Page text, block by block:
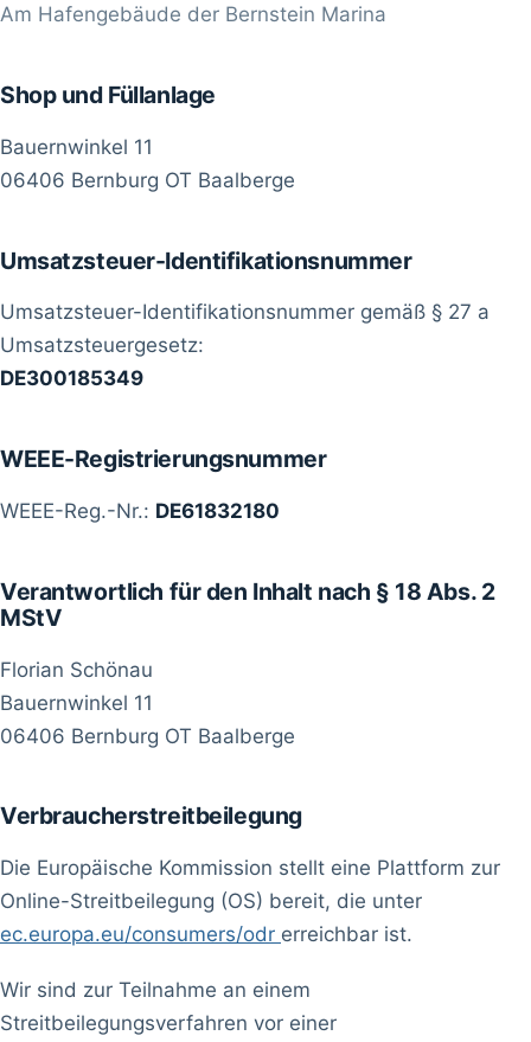
Am Hafengebäude der Bernstein Marina
Shop und Füllanlage
Bauernwinkel 11
06406 Bernburg OT Baalberge
Umsatzsteuer-Identifikationsnummer
Umsatzsteuer-Identifikationsnummer gemäß § 27 a
Umsatzsteuergesetz:
DE300185349
WEEE-Registrierungsnummer
WEEE-Reg.-Nr.: DE61832180
Verantwortlich für den Inhalt nach § 18 Abs. 2
MStV
Florian Schönau
Bauernwinkel 11
06406 Bernburg OT Baalberge
Verbraucherstreitbeilegung
Die Europäische Kommission stellt eine Plattform zur
Online-Streitbeilegung (OS) bereit, die unter
ec.europa.eu/consumers/odr erreichbar ist.
Wir sind zur Teilnahme an einem
Streitbeilegungsverfahren vor einer